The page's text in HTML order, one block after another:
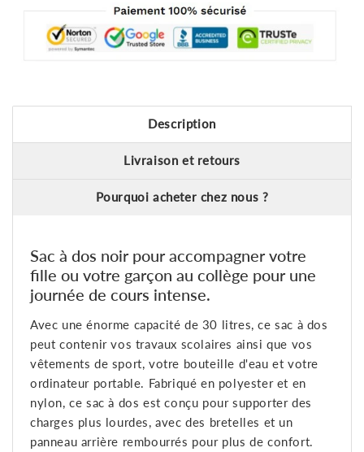
Description
Livraison et retours
Pourquoi acheter chez nous ?
Sac à dos noir pour accompagner votre
fille ou votre garçon au collège pour une
journée de cours intense.
Avec une énorme capacité de 30 litres, ce sac à dos
peut contenir vos travaux scolaires ainsi que vos
vêtements de sport, votre bouteille d'eau et votre
ordinateur portable. Fabriqué en polyester et en
nylon, ce sac à dos est conçu pour supporter des
charges plus lourdes, avec des bretelles et un
panneau arrière rembourrés pour plus de confort.